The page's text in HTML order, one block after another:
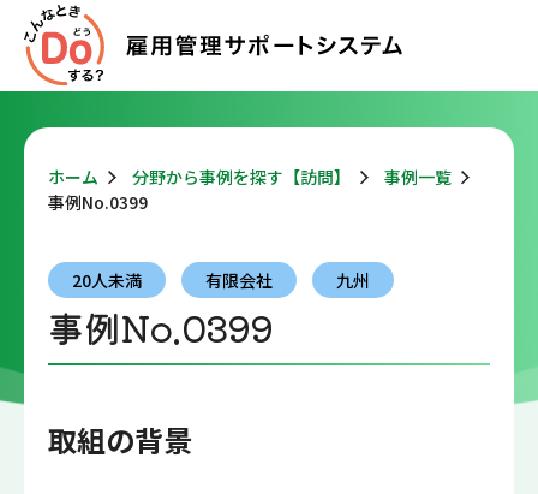
ホーム 分野から事例を探す【訪問】
事例一覧
事例No.0399
20人未満 有限会社 九州
事例No.0399
取組の背景